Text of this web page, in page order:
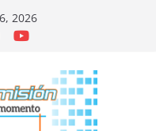
2026